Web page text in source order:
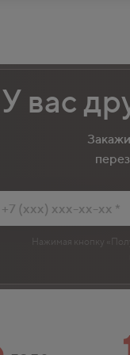
У вас
Нажимая кнопку